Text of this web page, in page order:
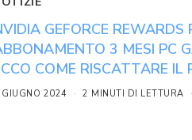
GEFORCE REWARDS
3 MESI PC
COME RISCATTARE IL
2024 2 MINUTI DI LETTURA